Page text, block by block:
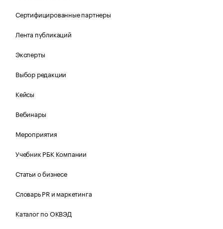
Сертифицированные партнеры
Лента публикаций
Эксперты
Выбор редакции
Кейсы
Вебинары
Мероприятия
Учебник РБК Компании
Статьи о бизнесе
Словарь PR и маркетинга
Каталог по ОКВЭД